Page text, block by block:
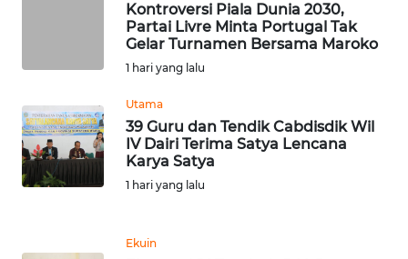
Kontroversi Piala Dunia 2030,
Partai Livre Minta Portugal Tak
Gelar Turnamen Bersama Maroko
1 hari yang lalu
Utama
39 Guru dan Tendik Cabdisdik Wil
IV Dairi Terima Satya Lencana
Karya Satya
1 hari yang lalu
Ekuin
WN
KALTENG